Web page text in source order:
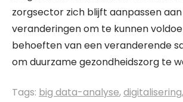
zorgsector zich blijft aanpassen
veranderingen om te kunnen
behoeften van een veranderende
om duurzame gezondheidszorg te
Tags: big data-analyse,digitalisering,